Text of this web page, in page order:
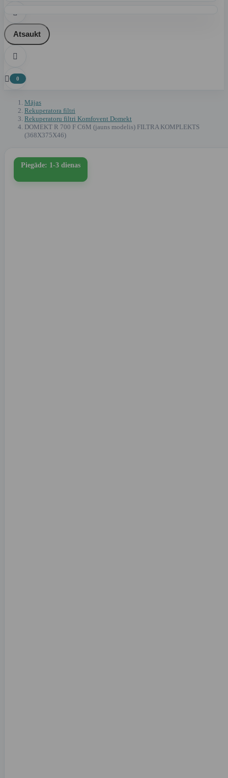

Atsaukt

 0
Mājas
Rekuperatora filtri
Rekuperatoru filtri Komfovent Domekt
DOMEKT R 700 F C6M (jauns modelis) FILTRA KOMPLEKTS
(368X375X46)
Piegāde: 1-3 dienas